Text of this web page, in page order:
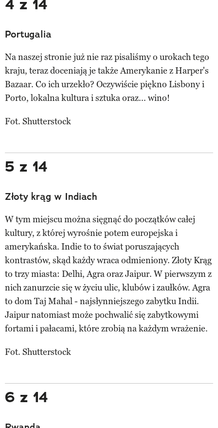
4 z 14
Portugalia
Na naszej stronie już nie raz pisaliśmy o urokach tego
kraju, teraz doceniają je także Amerykanie z Harper's
Bazaar. Co ich urzekło? Oczywiście piękno Lisbony i
Porto, lokalna kultura i sztuka oraz... wino!
Fot. Shutterstock
5 z 14
Złoty krąg w Indiach
W tym miejscu można sięgnąć do początków całej
kultury, z której wyrośnie potem europejska i
amerykańska. Indie to to świat poruszających
kontrastów, skąd każdy wraca odmieniony. Złoty Krąg
to trzy miasta: Delhi, Agra oraz Jaipur. W pierwszym z
nich zanurzcie się w życiu ulic, klubów i zaułków. Agra
to dom Taj Mahal - najsłynniejszego zabytku Indii.
Jaipur natomiast może pochwalić się zabytkowymi
fortami i pałacami, które zrobią na każdym wrażenie.
Fot. Shutterstock
6 z 14